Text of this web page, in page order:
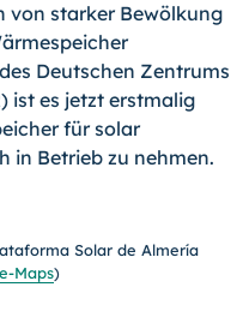
von starker Bewölkung
Deutschen Zentrums
ist es jetzt erstmalig
für solar
in Betrieb zu nehmen.
Solar de Almería
Maps)